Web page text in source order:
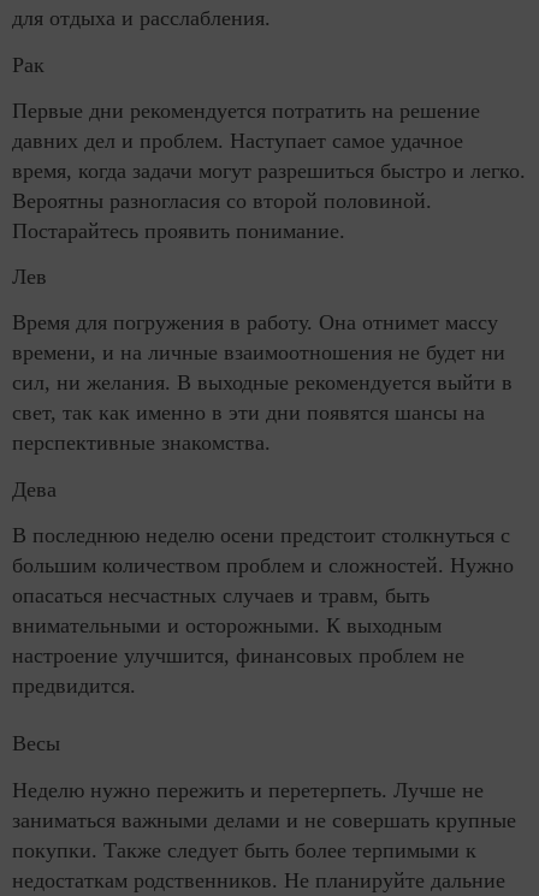
для отдыха и расслабления.
Рак
Первые дни рекомендуется потратить на решение
давних дел и проблем. Наступает самое удачное
время, когда задачи могут разрешиться быстро и легко.
Вероятны разногласия со второй половиной.
Постарайтесь проявить понимание.
Лев
Время для погружения в работу. Она отнимет массу
времени, и на личные взаимоотношения не будет ни
сил, ни желания. В выходные рекомендуется выйти в
свет, так как именно в эти дни появятся шансы на
перспективные знакомства.
Дева
В последнюю неделю осени предстоит столкнуться с
большим количеством проблем и сложностей. Нужно
опасаться несчастных случаев и травм, быть
внимательными и осторожными. К выходным
настроение улучшится, финансовых проблем не
предвидится.
Весы
Неделю нужно пережить и перетерпеть. Лучше не
заниматься важными делами и не совершать крупные
покупки. Также следует быть более терпимыми к
недостаткам родственников. Не планируйте дальние